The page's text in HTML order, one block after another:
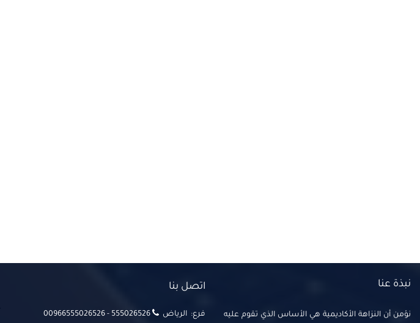
نبذة عنا
نؤمن أن النزاهة الأكاديمية هي الأساس الذي تقوم عليه
اتصل بنا
فرع: الرياض 00966555026526‬‬ - 555026526‬‬